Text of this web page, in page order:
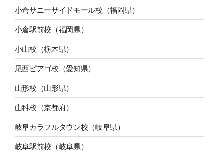
小倉サニーサイドモール校（福岡県）
小倉駅前校（福岡県）
小山校（栃木県）
尾西ピアゴ校（愛知県）
山形校（山形県）
山科校（京都府）
岐阜カラフルタウン校（岐阜県）
岐阜駅前校（岐阜県）